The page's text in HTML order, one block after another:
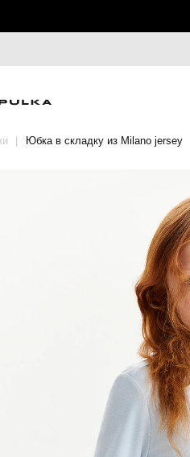
Юбка в складку из Milano jersey